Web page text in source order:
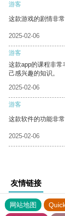
游客
这款游戏的剧情非
2025-02-06
游客
这款app的课程非常
己感兴趣的知识。
2025-02-06
游客
这款软件的功能非
2025-02-06
友情链接
网站地图